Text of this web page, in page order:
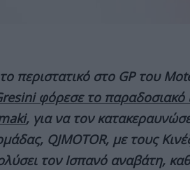
περιστατικό στο GPτου
φόρεσε το παραδοσιακό
, για να τον
QJMOTOR, με τους
τον Ισπανό αναβάτη,